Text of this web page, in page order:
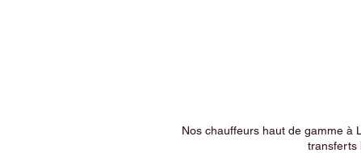
Nos chauffeurs haut de gamme à
transferts